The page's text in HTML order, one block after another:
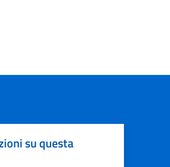
su questa